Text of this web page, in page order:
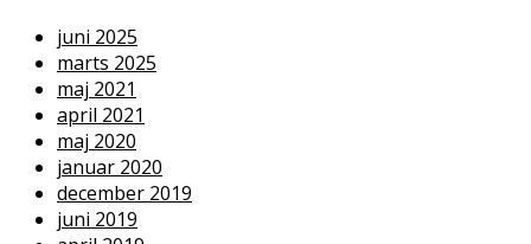
juni 2025
marts 2025
maj 2021
april 2021
maj 2020
januar 2020
december 2019
juni 2019